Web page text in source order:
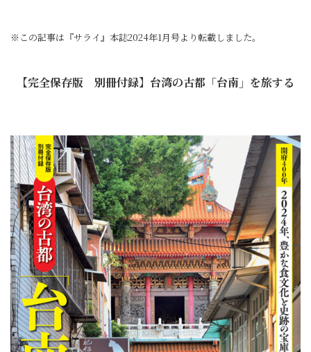
※この記事は『サライ』本誌2024年1月号より転載しました。
【完全保存版 別冊付録】台湾の古都「台南」を旅する